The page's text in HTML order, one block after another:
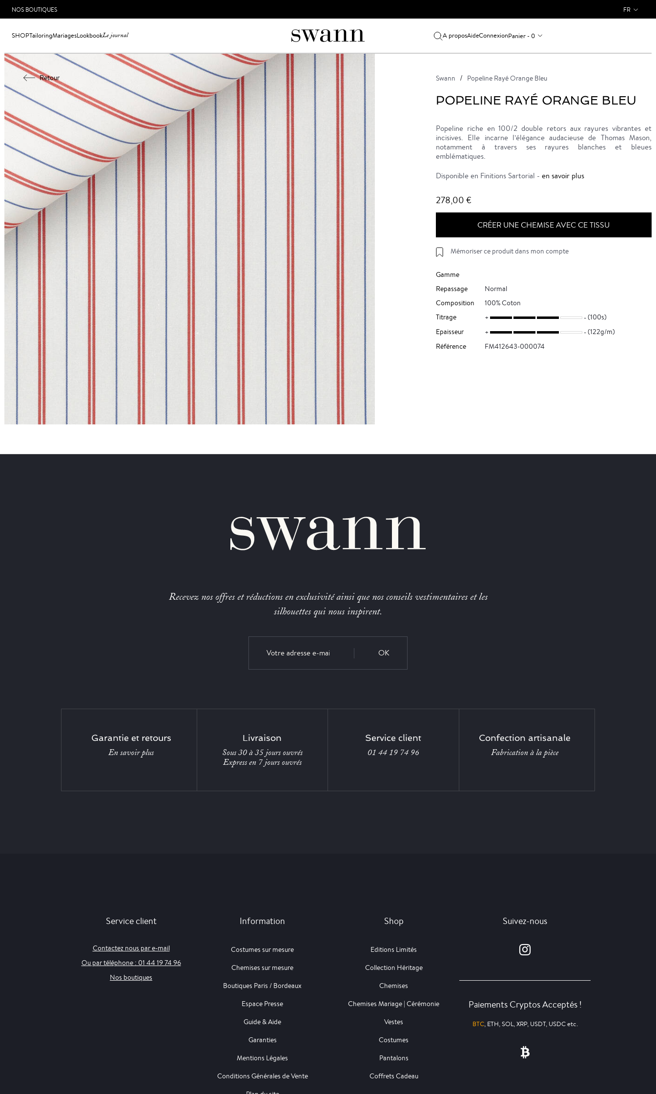
NOS BOUTIQUES FR
SHOPTailoringMariagesLookbookLe journal A proposAideConnexionPanier - 0
Retour Swann Popeline Rayé Orange Bleu
POPELINE RAYÉ ORANGE BLEU
Popeline riche en 100/2 double retors aux rayures vibrantes et
incisives. Elle incarne l’élégance audacieuse de Thomas Mason,
notamment à travers ses rayures blanches et bleues
emblématiques.
Disponible en Finitions Sartorial - en savoir plus
278,00 €
CRÉER UNE CHEMISE AVEC CE TISSU
Mémoriser ce produit dans mon compte
Gamme
Repassage
Normal
Composition
100% Coton
Titrage
(100s)
Epaisseur
(122g/m)
Référence
FM412643-000074
Recevez nos offres et réductions en exclusivité ainsi que nos conseils vestimentaires et les
silhouettes qui nous inspirent.
OK
Garantie et retours
En savoir plus
Livraison
Sous 30 à 35 jours ouvrés
Express en 7 jours ouvrés
Service client
01 44 19 74 96
Confection artisanale
Fabrication à la pièce
Service client
Contactez nous par e-mail
Ou par téléphone : 01 44 19 74 96
Nos boutiques
Information
Costumes sur mesure
Chemises sur mesure
Boutiques Paris / Bordeaux
Espace Presse
Guide & Aide
Garanties
Mentions Légales
Conditions Générales de Vente
Shop
Editions Limités
Collection Héritage
Chemises
Chemises Mariage | Cérémonie
Vestes
Costumes
Pantalons
Coffrets Cadeau
Suivez-nous
Paiements Cryptos Acceptés !
BTC, ETH, SOL, XRP, USDT, USDC etc.